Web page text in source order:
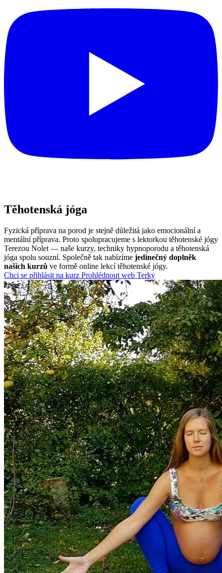
Těhotenská jóga
Fyzická příprava na porod je stejně důležitá jako emocionální a
mentální příprava. Proto spolupracujeme s lektorkou těhotenské jógy
Terezou Nolet — naše kurzy, techniky hypnoporodu a těhotenská
jóga spolu souzní. Společně tak nabízíme jedinečný doplněk
našich kurzů ve formě online lekcí těhotenské jógy.
Chci se přihlásit na kurz Prohlédnout web Terky